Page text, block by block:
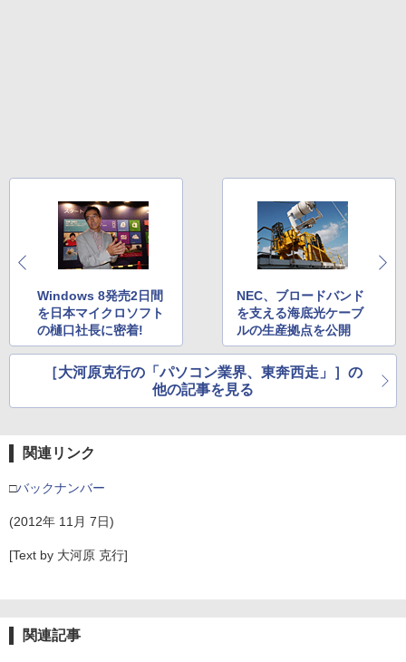
Windows 8発売2日間
を日本マイクロソフト
の樋口社長に密着!
NEC、ブロードバンド
を支える海底光ケーブ
ルの生産拠点を公開
［大河原克行の「パソコン業界、東奔西走」］の
他の記事を見る
関連リンク
□バックナンバー
(2012年 11月 7日)
[Text by 大河原 克行]
関連記事